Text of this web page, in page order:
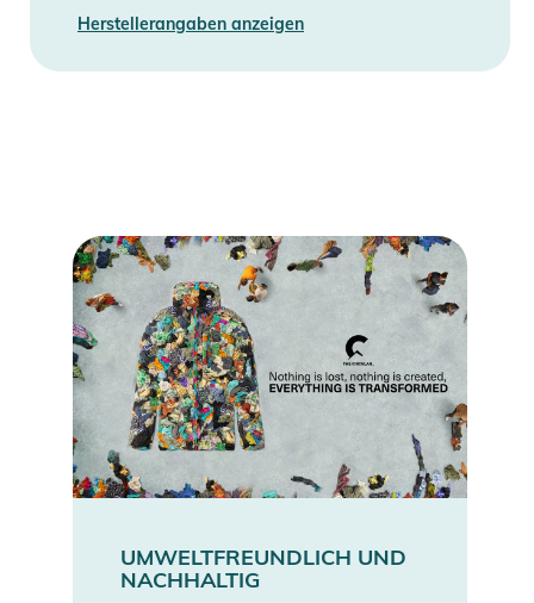
Eigenschaften:
- Wärme: 1
- Ergonomische Konstruktion an Taille und Knien
- Druckknöpfe an den Knöchelbündchen
- Verstellbare Schultergurte
- Brusttasche mit gewendetem Zipper und Abdeckklappe
- Achsel-Zipper
Produktinformationen und
Sicherheitshinweise
Gebrauchsanweisungen, Sicherheitshinweise und Warnungen
Herstellerangaben anzeigen
UMWELTFREUNDLICH UND
NACHHALTIG